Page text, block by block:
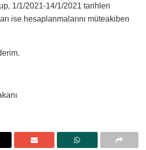
1/1/2021-14/1/2021 tarihleri
ise hesaplanmalarını müteakiben